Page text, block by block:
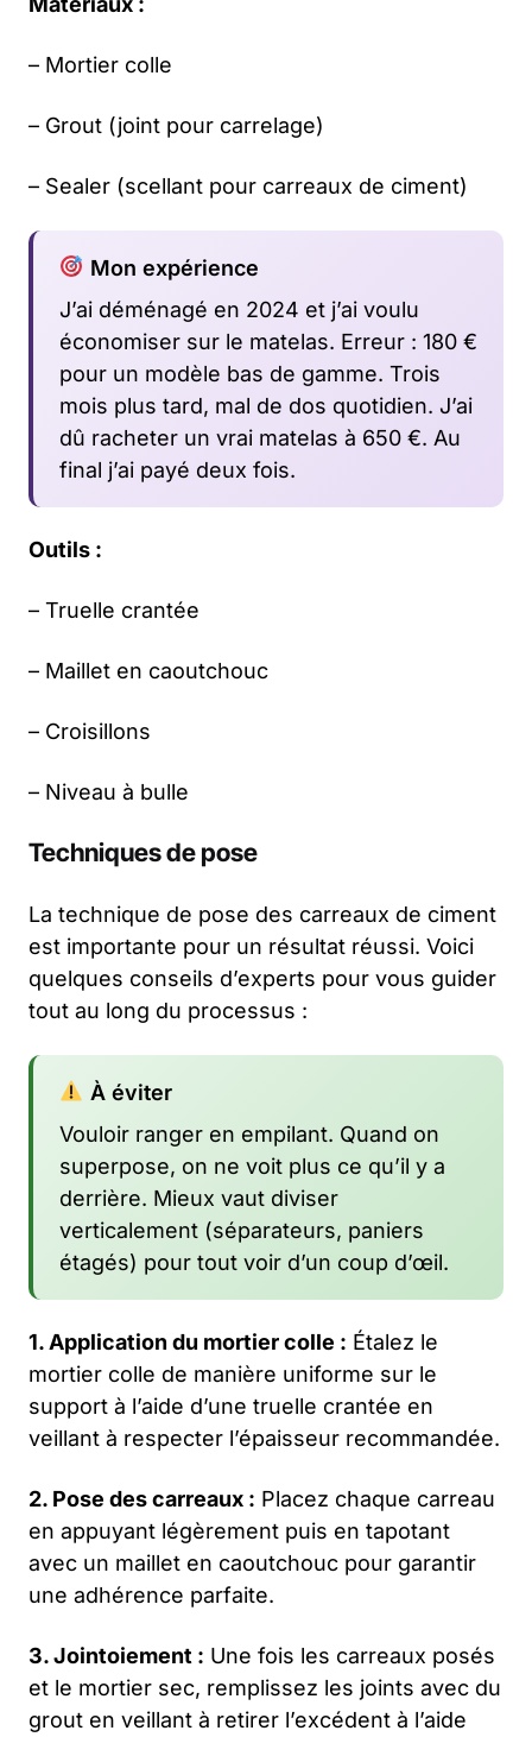
– Mortier colle
– Grout (joint pour carrelage)
– Sealer (scellant pour carreaux de ciment)
Mon expérience
J’ai déménagé en 2024 et j’ai voulu
économiser sur le matelas. Erreur : 180 €
pour un modèle bas de gamme. Trois
mois plus tard, mal de dos quotidien. J’ai
dû racheter un vrai matelas à 650 €. Au
final j’ai payé deux fois.
Outils :
– Truelle crantée
– Maillet en caoutchouc
– Croisillons
– Niveau à bulle
Techniques de pose
La technique de pose des carreaux de ciment
est importante pour un résultat réussi. Voici
quelques conseils d’experts pour vous guider
tout au long du processus :
À éviter
Vouloir ranger en empilant. Quand on
superpose, on ne voit plus ce qu’il y a
derrière. Mieux vaut diviser
verticalement (séparateurs, paniers
étagés) pour tout voir d’un coup d’œil.
1. Application du mortier colle : Étalez le
mortier colle de manière uniforme sur le
support à l’aide d’une truelle crantée en
veillant à respecter l’épaisseur recommandée.
2. Pose des carreaux : Placez chaque carreau
en appuyant légèrement puis en tapotant
avec un maillet en caoutchouc pour garantir
une adhérence parfaite.
3. Jointoiement : Une fois les carreaux posés
et le mortier sec, remplissez les joints avec du
grout en veillant à retirer l’excédent à l’aide